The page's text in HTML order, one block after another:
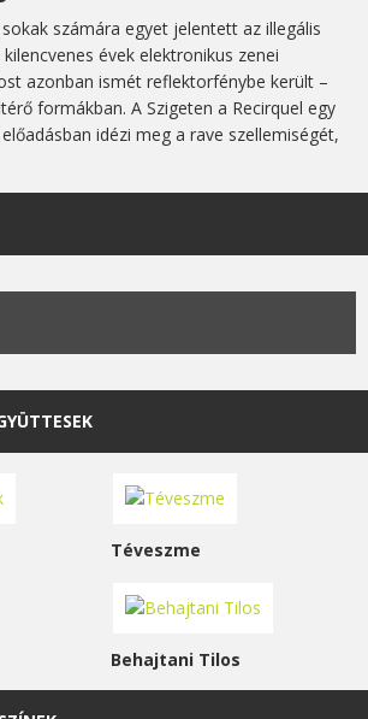
számára egyet jelentett az illegális
évek elektronikus zenei
azonban ismét reflektorfénybe került –
formákban. A Szigeten a Recirquel egy
idézi meg a rave szellemiségét,
Téveszme
Behajtani Tilos